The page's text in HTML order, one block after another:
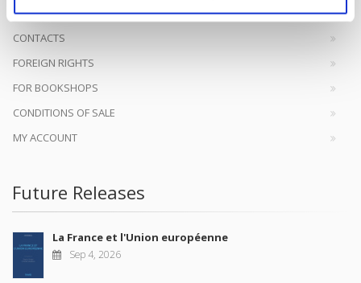
CONTACTS
FOREIGN RIGHTS
FOR BOOKSHOPS
CONDITIONS OF SALE
MY ACCOUNT
Future Releases
La France et l'Union européenne
Sep 4, 2026